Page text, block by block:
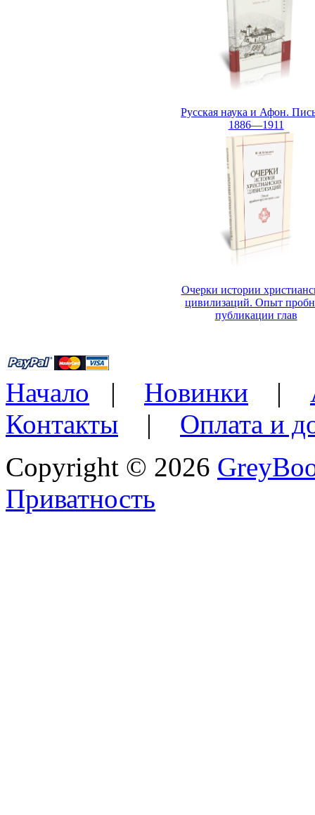
Русская наука и Афон.
1886—1911
Очерки истории
цивилизаций. Опыт
публикации глав
Начало | Новинки |
Контакты | Оплата и
Copyright © 2026
Приватность